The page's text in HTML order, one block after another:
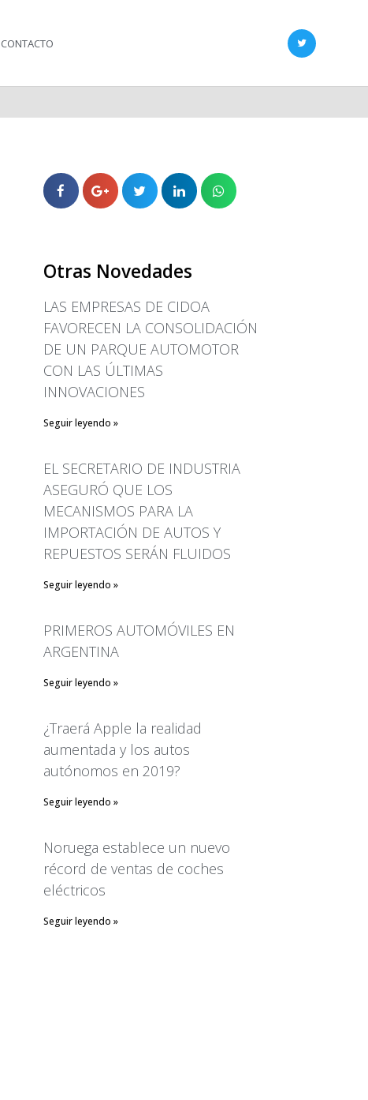
PARQUE AUTOMOTOR CON
LAS ÚLTIMAS INNOVACIONES
EL SECRETARIO DE
¿Traerá Apple la realidad
Noruega establece un nuevo
récord de ventas de coches
eléctricos
February 2019
CIDOA en los Medios
Comunicados CIDOA
CONTACTO
Otras Novedades
LAS EMPRESAS DE CIDOA
FAVORECEN LA CONSOLIDACIÓN
DE UN PARQUE AUTOMOTOR
CON LAS ÚLTIMAS
INNOVACIONES
Seguir leyendo »
EL SECRETARIO DE INDUSTRIA
ASEGURÓ QUE LOS
MECANISMOS PARA LA
IMPORTACIÓN DE AUTOS Y
REPUESTOS SERÁN FLUIDOS
Seguir leyendo »
PRIMEROS AUTOMÓVILES EN
ARGENTINA
Seguir leyendo »
¿Traerá Apple la realidad
aumentada y los autos
autónomos en 2019?
Seguir leyendo »
Noruega establece un nuevo
récord de ventas de coches
eléctricos
Seguir leyendo »